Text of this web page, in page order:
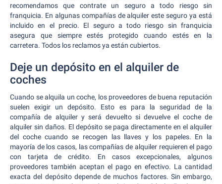
recomendamos que contrate un seguro a todo riesgo sin
franquicia. En algunas compañías de alquiler este seguro ya está
incluido en el precio. El seguro a todo riesgo sin franquicia
asegura que siempre estés protegido cuando estés en la
carretera. Todos los reclamos ya están cubiertos.
Deje un depósito en el alquiler de
coches
Cuando se alquila un coche, los proveedores de buena reputación
suelen exigir un depósito. Esto es para la seguridad de la
compañía de alquiler y será devuelto si devuelve el coche de
alquiler sin daños. El depósito se paga directamente en el alquiler
del coche cuando se recogen las llaves y los papeles. En la
mayoría de los casos, las compañías de alquiler requieren el pago
con tarjeta de crédito. En casos excepcionales, algunos
proveedores también aceptan el pago en efectivo. La cantidad
exacta del depósito depende de muchos factores. Sin embargo,